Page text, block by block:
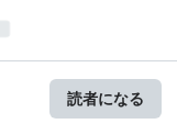
読者になる